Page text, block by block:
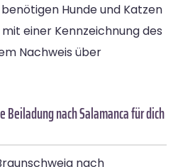
Hunde und Katzen
einer Kennzeichnung des
Nachweis über
nach Salamanca für dich
nach